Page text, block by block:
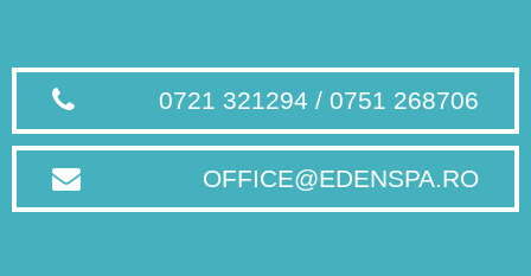
0721 321294 / 0751 268706
OFFICE@EDENSPA.RO